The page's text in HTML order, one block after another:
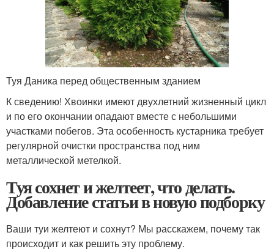
Туя Даника перед общественным зданием
К сведению! Хвоинки имеют двухлетний жизненный цикл
и по его окончании опадают вместе с небольшими
участками побегов. Эта особенность кустарника требует
регулярной очистки пространства под ним
металлической метелкой.
Туя сохнет и желтеет, что делать.
Добавление статьи в новую подборку
Ваши туи желтеют и сохнут? Мы расскажем, почему так
происходит и как решить эту проблему.